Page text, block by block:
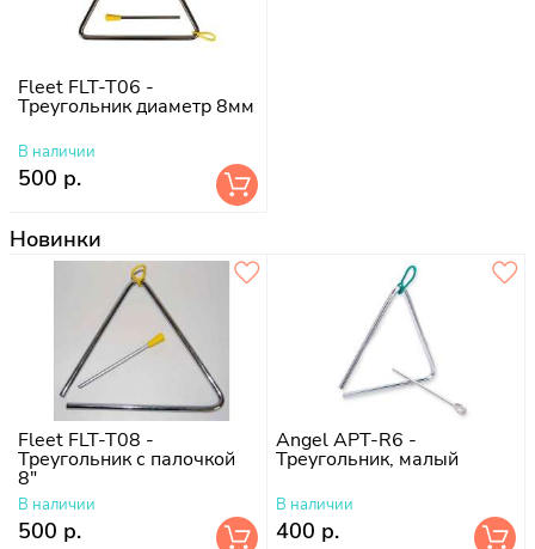
Fleet FLT-T06 -
Треугольник диаметр 8мм
В наличии
500 р.
Новинки
Fleet FLT-T08 -
Треугольник с палочкой
8"
В наличии
500 р.
Angel APT-R6 -
Треугольник, малый
В наличии
400 р.